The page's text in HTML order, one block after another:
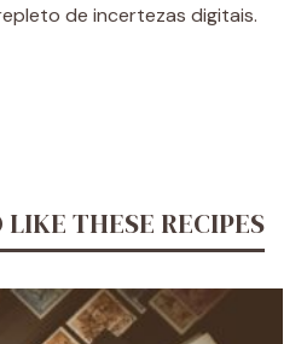
de incertezas digitais.
THESE RECIPES